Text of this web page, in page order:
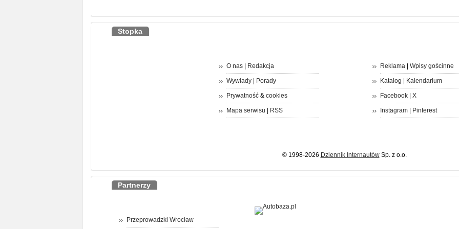
Stopka
O nas| Redakcja
Wywiady| Porady
Prywatność& cookies
Mapa serwisu RSS
Reklama| Wpisy gościnne
Katalog Kalendarium
Facebook| X
Instagram| Pinterest
© 1998-2026 Dziennik InternautówSp. z o.o.
Partnerzy
Przeprowadzki Wrocław